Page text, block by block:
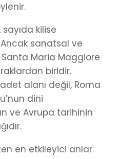
kilise
sanatsal ve
Maria Maggiore
biridir.
alanı değil, Roma
dini
ve Avrupa tarihinin
en etkileyici anlar